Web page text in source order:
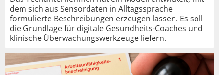
dem sich aus Sensordaten in Alltagssprache
formulierte Beschreibungen erzeugen lassen. Es soll
die Grundlage für digitale Gesundheits-Coaches und
klinische Überwachungswerkzeuge liefern.